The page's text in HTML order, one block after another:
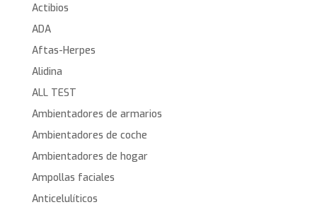
Actibios
ADA
Aftas-Herpes
Alidina
ALL TEST
Ambientadores de armarios
Ambientadores de coche
Ambientadores de hogar
Ampollas faciales
Anticelulíticos